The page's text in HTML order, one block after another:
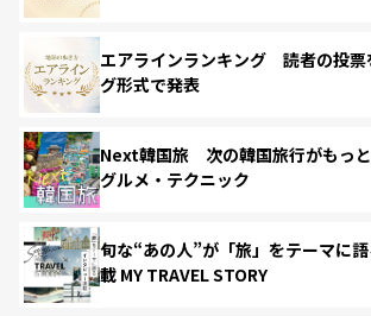
エアラインランキング 読者の投票
グ形式で発表
Next韓国旅 次の韓国旅行がもっと
グルメ・テクニック
旬な“あの人”が「旅」をテーマに
載 MY TRAVEL STORY